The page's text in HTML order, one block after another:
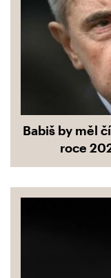
Babiš by měl
roce